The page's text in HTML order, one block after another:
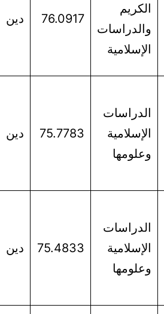
الكريم
والدراسات
الإسلامية
76.0917 دين
الدراسات
الإسلامية
وعلومها
75.7783 دين
الدراسات
الإسلامية
وعلومها
75.4833 دين